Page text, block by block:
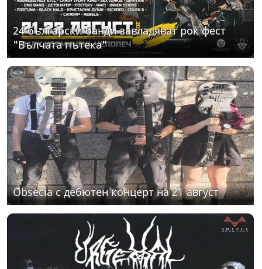
24 български банди завладяват рок фест
"Вълчата пътека"
Obsecia с дебютен концерт на 21 август